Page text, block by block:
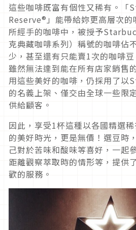
這些咖啡既富有個性又稀有。「
Reserve®」能帶給妳更高層次的
所經手的咖啡中，被授予
克典藏咖啡系列）稱號的咖啡佔
少，甚至還有只能賣1次的咖啡豆
雖然無法達到能在所有店家銷售
用這些美好的咖啡，仍採用了
的名義上架、僅交由全球一些限
供給顧客。
因此，享受1杯這種以各國精選
的美好時光，更是無價！選豆時
己對於苦味和酸味等喜好，一起
距離觀察萃取時的情形等，提供
歡的服務。